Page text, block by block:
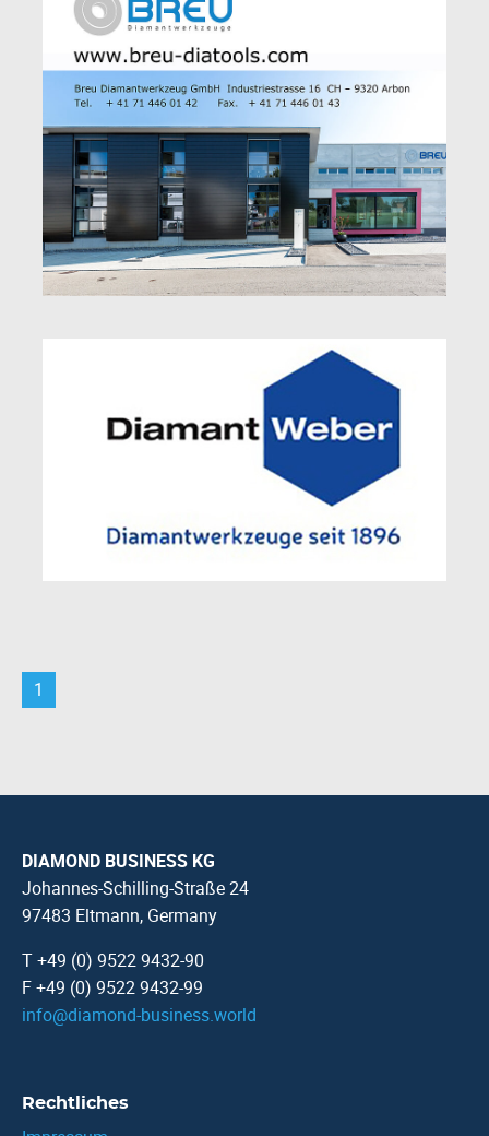
1
DIAMOND BUSINESS KG
Johannes-Schilling-Straße 24
97483 Eltmann, Germany
T +49 (0) 9522 9432-90
F +49 (0) 9522 9432-99
info@diamond-business.world
Rechtliches